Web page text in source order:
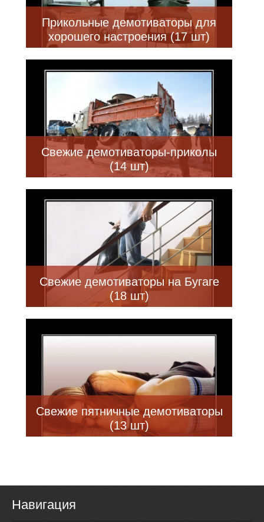
Прикольные демотиваторы для
хорошего настроения (17 шт)
Свежие демотиваторы-приколы
(14 шт)
Свежие демотиваторы на Бугаге
(18 шт)
Свежие пятничные демотиваторы
(13 шт)
Навигация